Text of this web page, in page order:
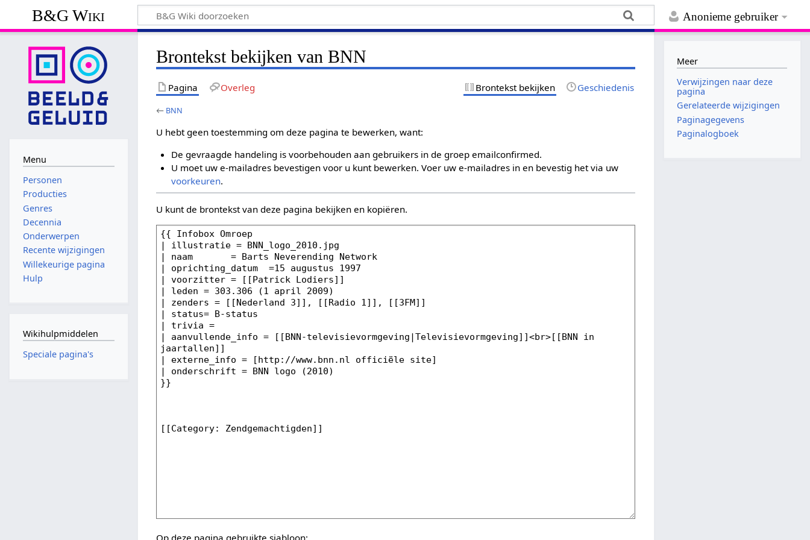
Anonieme gebruiker
B&G Wiki
Brontekst bekijken van BNN
Pagina Overleg Brontekst bekijken Geschiedenis
← BNN
U hebt geen toestemming om deze pagina te bewerken, want:
De gevraagde handeling is voorbehouden aan gebruikers in de groep emailconfirmed.
U moet uw e-mailadres bevestigen voor u kunt bewerken. Voer uw e-mailadres in en bevestig het via uw
voorkeuren.
U kunt de brontekst van deze pagina bekijken en kopiëren.
Op deze pagina gebruikte sjabloon:
Menu
Personen
Producties
Genres
Decennia
Onderwerpen
Recente wijzigingen
Willekeurige pagina
Hulp
Wikihulpmiddelen
Speciale pagina's
Meer
Verwijzingen naar deze
pagina
Gerelateerde wijzigingen
Paginagegevens
Paginalogboek